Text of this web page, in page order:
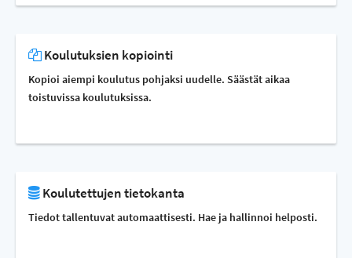
Koulutuksien kopiointi
Kopioi aiempi koulutus pohjaksi uudelle. Säästät aikaa
toistuvissa koulutuksissa.
Koulutettujen tietokanta
Tiedot tallentuvat automaattisesti. Hae ja hallinnoi helposti.